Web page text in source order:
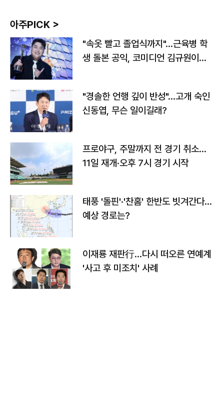
아주PICK >
"속옷 빨고 졸업식까지"…근육병 학
생 돌본 공익, 코미디언 김규원이었
"경솔한 언행 깊이 반성"…고개 숙인
신동엽, 무슨 일이길래?
프로야구, 주말까지 전 경기 취소…
11일 재개·오후 7시 경기 시작
태풍 '돌핀'·'찬홈' 한반도 빗겨간다…
예상 경로는?
이재룡 재판行…다시 떠오른 연예계
'사고 후 미조치' 사례